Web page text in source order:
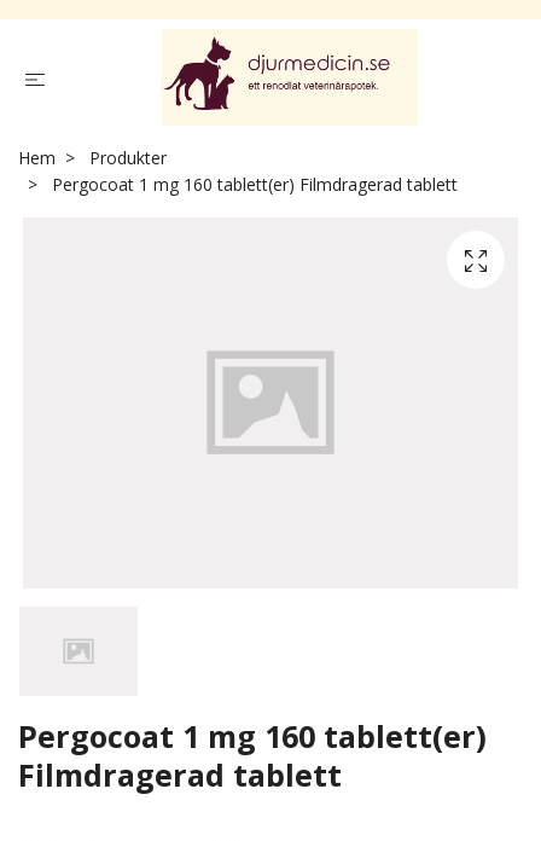
Hem
Produkter
Pergocoat 1 mg 160 tablett(er) Filmdragerad tablett
Pergocoat 1 mg 160 tablett(er)
Filmdragerad tablett